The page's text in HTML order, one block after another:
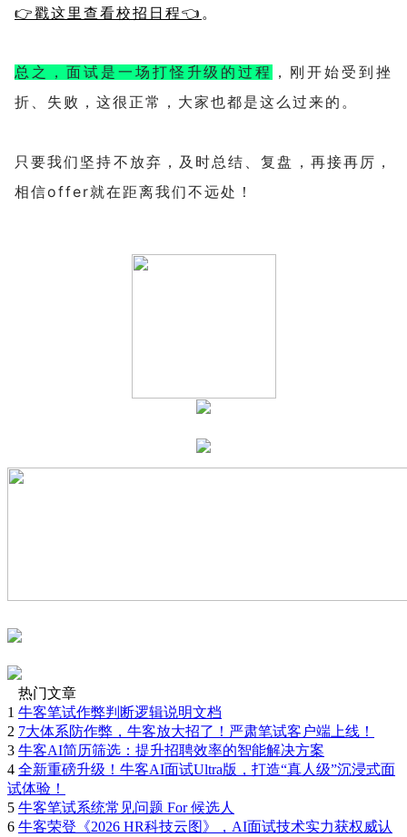
👉戳这里查看校招日程👈 。
总之，面试是一场 打怪升级的过程 ，刚开始受到挫
折、失败，这很正常，大家也都是这么过来的。
只要我们坚持不放弃， 及时总结、复盘，再接再厉，
相信offer就在距离我们不远处！
热门文章
1 牛客笔试作弊判断逻辑说明文档
2 7大体系防作弊，牛客放大招了！严肃笔试客户端上线！
3 牛客AI简历筛选：提升招聘效率的智能解决方案
4 全新重磅升级！牛客AI面试Ultra版，打造“真人级”沉浸式面
试体验！
5 牛客笔试系统常见问题 For 候选人
6 牛客荣登《2026 HR科技云图》，AI面试技术实力获权威认